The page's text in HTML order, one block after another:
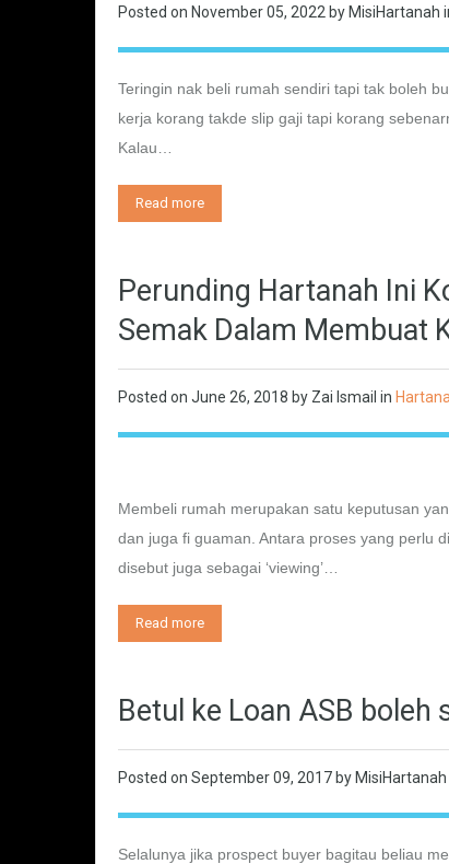
Posted on November 05, 2022 by MisiHartanah
Teringin nak beli rumah sendiri tapi tak boleh
kerja korang takde slip gaji tapi korang
Kalau…
Read more
Perunding Hartanah Ini
Semak Dalam Membuat
Posted on June 26, 2018 by Zai Ismail in
Membeli rumah merupakan satu keputusan
dan juga fi guaman. Antara proses yang perlu
disebut juga sebagai ‘viewing’…
Read more
Betul ke Loan ASB boleh
Posted on September 09, 2017 by MisiHartanah
Selalunya jika prospect buyer bagitau beliau